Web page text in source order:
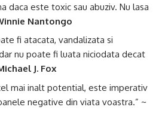
daca este toxic sau abuziv. Nu lasa
Nantongo
fi atacata, vandalizata si
nu poate fi luata niciodata decat
J. Fox
mai inalt potential, este imperativ
negative din viata voastra.” ~